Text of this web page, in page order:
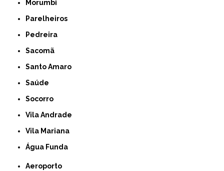
Morumbi
Parelheiros
Pedreira
Sacomã
Santo Amaro
Saúde
Socorro
Vila Andrade
Vila Mariana
Água Funda
Aeroporto